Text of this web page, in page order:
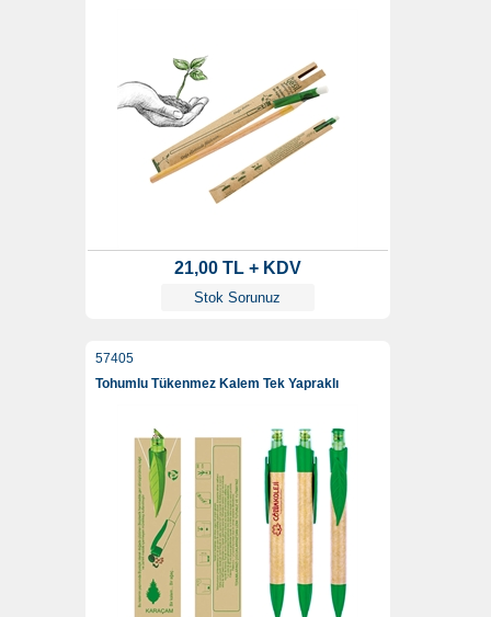
21,00 TL + KDV
Stok Sorunuz
57405
Tohumlu Tükenmez Kalem Tek Yapraklı